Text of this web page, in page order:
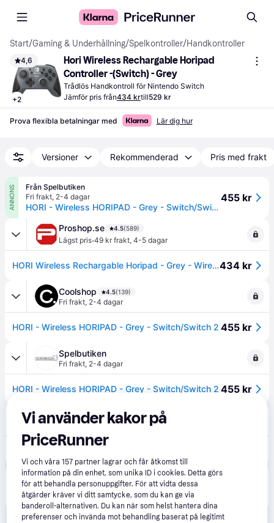
Start/Gaming & Underhållning/Spelkontroller/Handkontroller
4,6
+2
Hori Wireless Rechargable Horipad
Controller -(Switch) - Grey
Trådlös Handkontroll för Nintendo Switch
Jämför pris från434 krtill529 kr
Prova flexibla betalningar med Lär dig hur
Versioner Rekommenderad Pris med frakt
ANNONS
Från Spelbutiken
Fri frakt, 2-4 dagar
HORI - Wireless HORIPAD - Grey - Switch/Switch 2
455 kr
Proshop.se 4.5(589)
Lägst pris·49 kr frakt, 4-5 dagar
HORI Wireless Rechargable Horipad - Grey - Wireless Controller - Nintendo Switch434 kr
Coolshop 4.5(139)
Fri frakt, 2-4 dagar
HORI - Wireless HORIPAD - Grey - Switch/Switch 2 455 kr
Spelbutiken
Fri frakt, 2-4 dagar
HORI - Wireless HORIPAD - Grey - Switch/Switch 2 455 kr
Teknikproffset
49 kr frakt
Produkten finns även hos 1 butik som valt att inte
samarbeta med PriceRunner.
Vi använder kakor på
PriceRunner
Vi och våra157 partner lagrar och får åtkomst till
information på din enhet, som unika ID i cookies. Detta görs
för att behandla personuppgifter. För att vidta dessa
åtgärder kräver vi ditt samtycke, som du kan ge via
banderoll-alternativen. Du kan när som helst hantera dina
preferenser och invända mot behandling baserat på legitimt